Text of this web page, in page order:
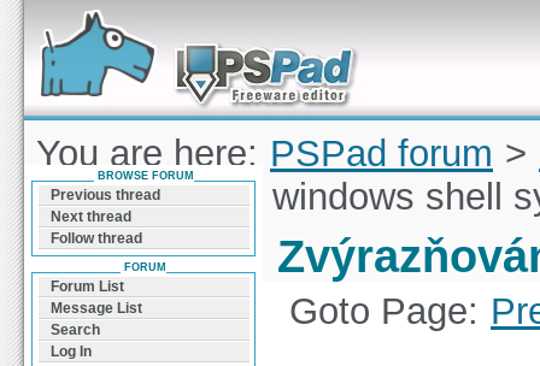
Forum can help you solve problems and quickly
find a solution with PSPad for Microsoft
Windows
You are here: PSPad forum >
Zvýrazňování windows shell
Goto Page:
BROWSE FORUM
Previous thread
Next thread
Follow thread
FORUM
Forum List
Message List
Search
Log In